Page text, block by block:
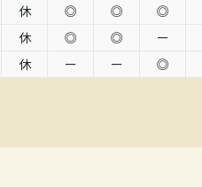
休 ◎ ◎ ◎
休 ◎ ◎ ー
休 ー ー ◎